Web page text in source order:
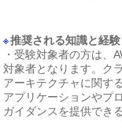
推奨される知識と経験
・受験対象者の方は、
対象者となります。ク
アーキテクチャに関す
アプリケーションやプ
ガイダンスを提供でき